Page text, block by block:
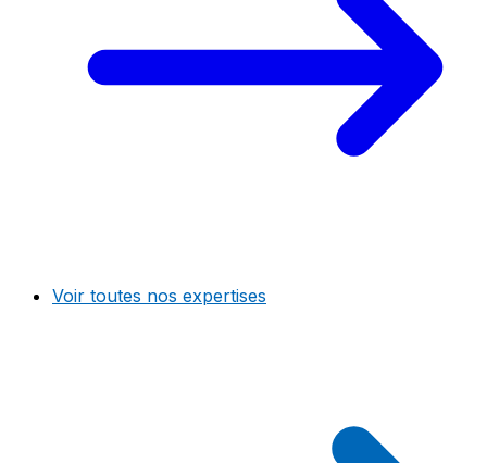
Voir toutes nos expertises